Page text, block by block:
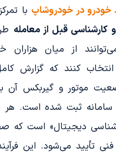
خودرو در خودروشاپ با
کارشناسی قبل از معامله
از میان هزاران
انتخاب کنند که گزارش
موتور و گیربکس
سامانه ثبت شده است. هر
دیجیتال» است که
تأیید می‌شود. این